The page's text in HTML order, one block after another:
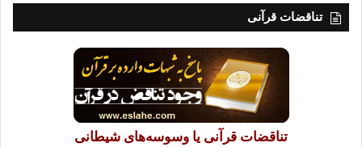
تناقضات قرآنی
تناقضات قرآنی یا وسوسه‌های شیطانی